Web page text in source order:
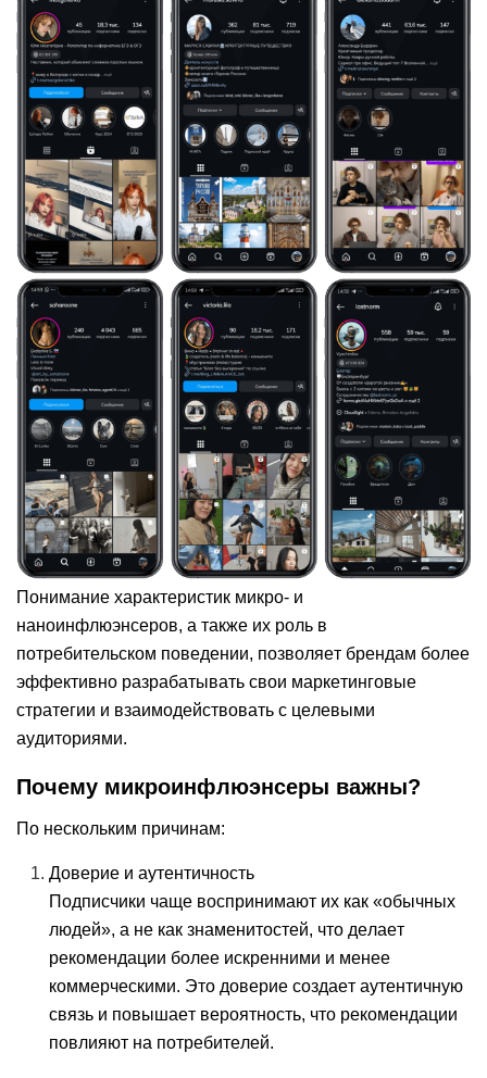
Понимание характеристик микро- и
наноинфлюэнсеров, а также их роль в
потребительском поведении, позволяет брендам более
эффективно разрабатывать свои маркетинговые
стратегии и взаимодействовать с целевыми
аудиториями.
Почему микроинфлюэнсеры важны?
По нескольким причинам:
Доверие и аутентичность
Подписчики чаще воспринимают их как «обычных
людей», а не как знаменитостей, что делает
рекомендации более искренними и менее
коммерческими. Это доверие создает аутентичную
связь и повышает вероятность, что рекомендации
повлияют на потребителей.